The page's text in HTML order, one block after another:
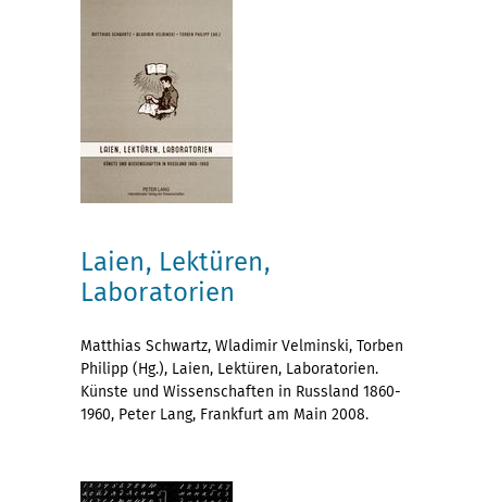
Laien, Lektüren,
Laboratorien
Matthias Schwartz, Wladimir Velminski, Torben
Philipp (Hg.), Laien, Lektüren, Laboratorien.
Künste und Wissenschaften in Russland 1860-
1960, Peter Lang, Frankfurt am Main 2008.